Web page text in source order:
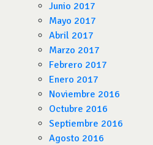
Junio 2017
Mayo 2017
Abril 2017
Marzo 2017
Febrero 2017
Enero 2017
Noviembre 2016
Octubre 2016
Septiembre 2016
Agosto 2016